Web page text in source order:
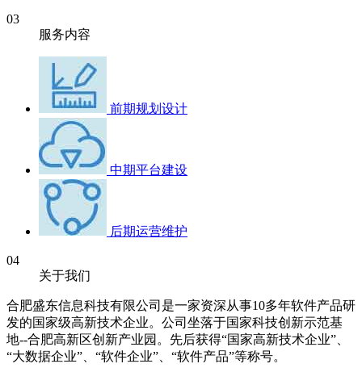
03
服务内容
前期规划设计
中期平台建设
后期运营维护
04
关于我们
合肥盛东信息科技有限公司是一家资深从事10多年软件产品研
发的国家级高新技术企业。公司坐落于国家科技创新示范基
地--合肥高新区创新产业园。先后获得“国家高新技术企业”、
“大数据企业”、“软件企业”、“软件产品”等称号。